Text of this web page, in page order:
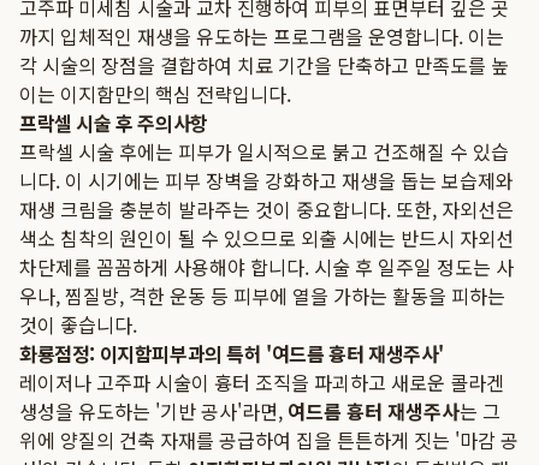
고주파 미세침 시술과 교차 진행하여 피부의 표면부터 깊은 곳
까지 입체적인 재생을 유도하는 프로그램을 운영합니다. 이는
각 시술의 장점을 결합하여 치료 기간을 단축하고 만족도를 높
이는 이지함만의 핵심 전략입니다.
프락셀 시술 후 주의사항
프락셀 시술 후에는 피부가 일시적으로 붉고 건조해질 수 있습
니다. 이 시기에는 피부 장벽을 강화하고 재생을 돕는 보습제와
재생 크림을 충분히 발라주는 것이 중요합니다. 또한, 자외선은
색소 침착의 원인이 될 수 있으므로 외출 시에는 반드시 자외선
차단제를 꼼꼼하게 사용해야 합니다. 시술 후 일주일 정도는 사
우나, 찜질방, 격한 운동 등 피부에 열을 가하는 활동을 피하는
것이 좋습니다.
화룡점정: 이지함피부과의 특허 '여드름 흉터 재생주사'
레이저나 고주파 시술이 흉터 조직을 파괴하고 새로운 콜라겐
생성을 유도하는 '기반 공사'라면, 여드름 흉터 재생주사는 그
위에 양질의 건축 자재를 공급하여 집을 튼튼하게 짓는 '마감 공